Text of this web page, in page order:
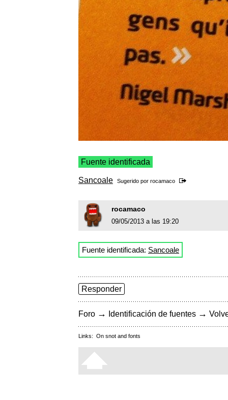
Fuente identificada
Sancoale Sugerido por rocamaco
rocamaco
09/05/2013 a las 19:20
Fuente identificada: Sancoale
Responder
Foro → Identificación de fuentes →
Links: On snot and fonts